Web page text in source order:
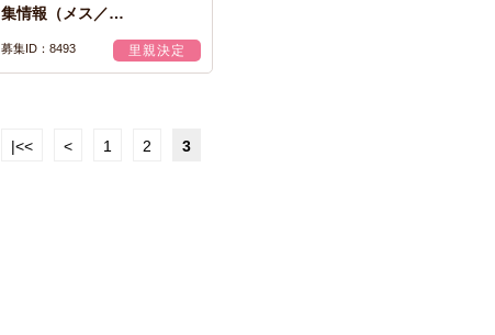
集情報（メス／…
募集ID：8493 里親決定
|<< < 1 2 3